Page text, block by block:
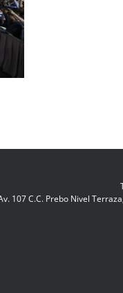
107 C.C. Prebo Nivel